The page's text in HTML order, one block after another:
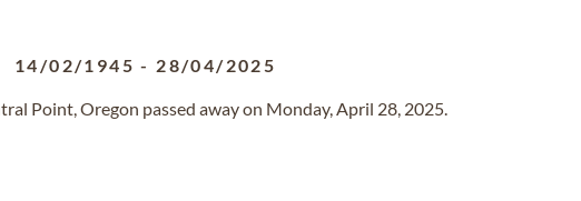
14/02/1945 - 28/04/2025
Point, Oregon passed away on Monday, April 28, 2025.